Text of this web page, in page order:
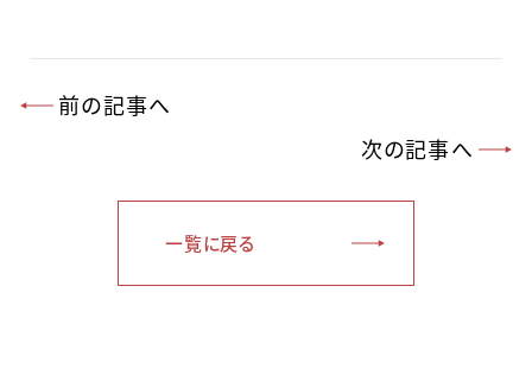
前の記事へ
次の記事へ
一覧に戻る